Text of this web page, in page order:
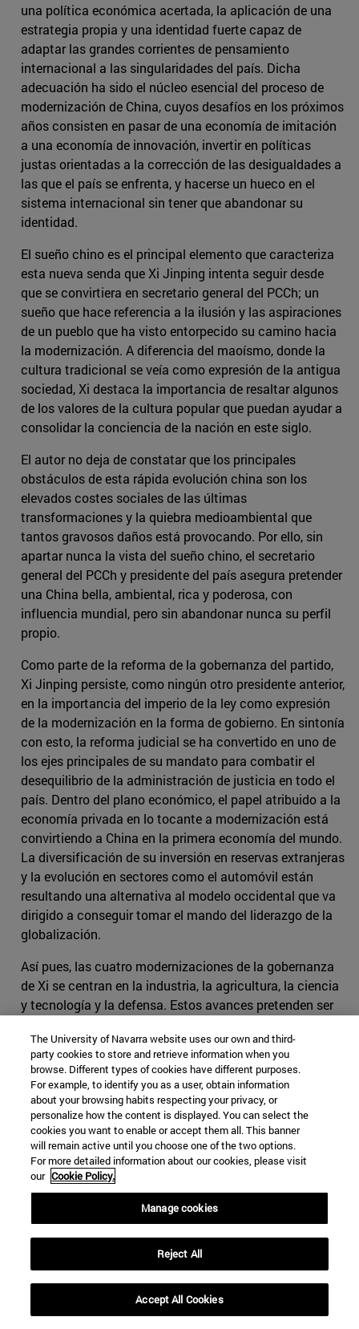
una política económica acertada, la aplicación de una
estrategia propia y una identidad fuerte capaz de
adaptar las grandes corrientes de pensamiento
internacional a las singularidades del país. Dicha
adecuación ha sido el núcleo esencial del proceso de
modernización de China, cuyos desafíos en los próximos
años consisten en pasar de una economía de imitación
a una economía de innovación, invertir en políticas
justas orientadas a la corrección de las desigualdades a
las que el país se enfrenta, y hacerse un hueco en el
sistema internacional sin tener que abandonar su
identidad.
El sueño chino es el principal elemento que caracteriza
esta nueva senda que Xi Jinping intenta seguir desde
que se convirtiera en secretario general del PCCh; un
sueño que hace referencia a la ilusión y las aspiraciones
de un pueblo que ha visto entorpecido su camino hacia
la modernización. A diferencia del maoísmo, donde la
cultura tradicional se veía como expresión de la antigua
sociedad, Xi destaca la importancia de resaltar algunos
de los valores de la cultura popular que puedan ayudar a
consolidar la conciencia de la nación en este siglo.
El autor no deja de constatar que los principales
obstáculos de esta rápida evolución china son los
elevados costes sociales de las últimas
transformaciones y la quiebra medioambiental que
tantos gravosos daños está provocando. Por ello, sin
apartar nunca la vista del sueño chino, el secretario
general del PCCh y presidente del país asegura pretender
una China bella, ambiental, rica y poderosa, con
influencia mundial, pero sin abandonar nunca su perfil
propio.
Como parte de la reforma de la gobernanza del partido,
Xi Jinping persiste, como ningún otro presidente anterior,
en la importancia del imperio de la ley como expresión
de la modernización en la forma de gobierno. En sintonía
con esto, la reforma judicial se ha convertido en uno de
los ejes principales de su mandato para combatir el
desequilibrio de la administración de justicia en todo el
país. Dentro del plano económico, el papel atribuido a la
economía privada en lo tocante a modernización está
convirtiendo a China en la primera economía del mundo.
La diversificación de su inversión en reservas extranjeras
y la evolución en sectores como el automóvil están
resultando una alternativa al modelo occidental que va
dirigido a conseguir tomar el mando del liderazgo de la
globalización.
Así pues, las cuatro modernizaciones de la gobernanza
de Xi se centran en la industria, la agricultura, la ciencia
y tecnología y la defensa. Estos avances pretenden ser
fortalecer la multipolaridad, aumentando la presencia en
los mercados exteriores y buscando un reconocimiento
global de su actualización mediante nuevos objetivos,
como la revitalización de las Rutas de la Seda, la
creación de corredores económicos o el Banco Asiático
de Inversión e Infraestructuras.
Una vez desglosados los distintos elementos que
configuran el cambio de imagen que China está
experimentando, el autor concluye puntualizando que, a
pesar del desarrollo económico y el aumento de la
confianza política, el país puede participar más y asumir
más responsabilidades. Sin embargo, debido a sus
circunstancias estructurales y sus conflictos
domésticos, China todavía no está lo suficientemente
The University of Navarra website uses our own and third-
party cookies to store and retrieve information when you
browse. Different types of cookies have different purposes.
For example, to identify you as a user, obtain information
about your browsing habits respecting your privacy, or
personalize how the content is displayed. You can select the
cookies you want to enable or accept them all. This banner
will remain active until you choose one of the two options.
For more detailed information about our cookies, please visit
our Cookie Policy.
Manage cookies
Reject All
Accept All Cookies